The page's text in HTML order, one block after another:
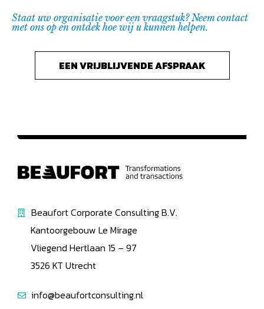
Staat uw organisatie voor een vraagstuk? Neem contact
met ons op en ontdek hoe wij u kunnen helpen.
EEN VRIJBLIJVENDE AFSPRAAK
Beaufort Corporate Consulting B.V.
Kantoorgebouw Le Mirage
Vliegend Hertlaan 15 – 97
3526 KT Utrecht
info@beaufortconsulting.nl